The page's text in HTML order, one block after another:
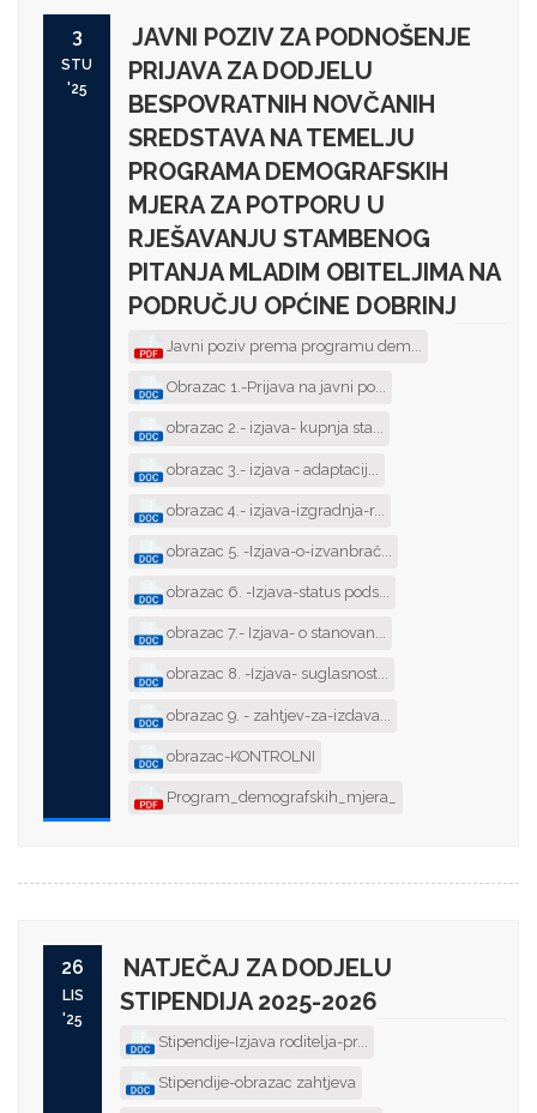
3
STU
'25
JAVNI POZIV ZA PODNOŠENJE
PRIJAVA ZA DODJELU
BESPOVRATNIH NOVČANIH
SREDSTAVA NA TEMELJU
PROGRAMA DEMOGRAFSKIH
MJERA ZA POTPORU U
RJEŠAVANJU STAMBENOG
PITANJA MLADIM OBITELJIMA NA
PODRUČJU OPĆINE DOBRINJ
Javni poziv prema programu dem...
Obrazac 1.-Prijava na javni po...
obrazac 2.- izjava- kupnja sta...
obrazac 3.- izjava - adaptacij...
obrazac 4.- izjava-izgradnja-r...
obrazac 5. -Izjava-o-izvanbrač...
obrazac 6. -Izjava-status pods...
obrazac 7.- Izjava- o stanovan...
obrazac 8. -Izjava- suglasnost...
obrazac 9. - zahtjev-za-izdava...
obrazac-KONTROLNI
Program_demografskih_mjera_
26
LIS
'25
NATJEČAJ ZA DODJELU
STIPENDIJA 2025-2026
Stipendije-Izjava roditelja-pr...
Stipendije-obrazac zahtjeva